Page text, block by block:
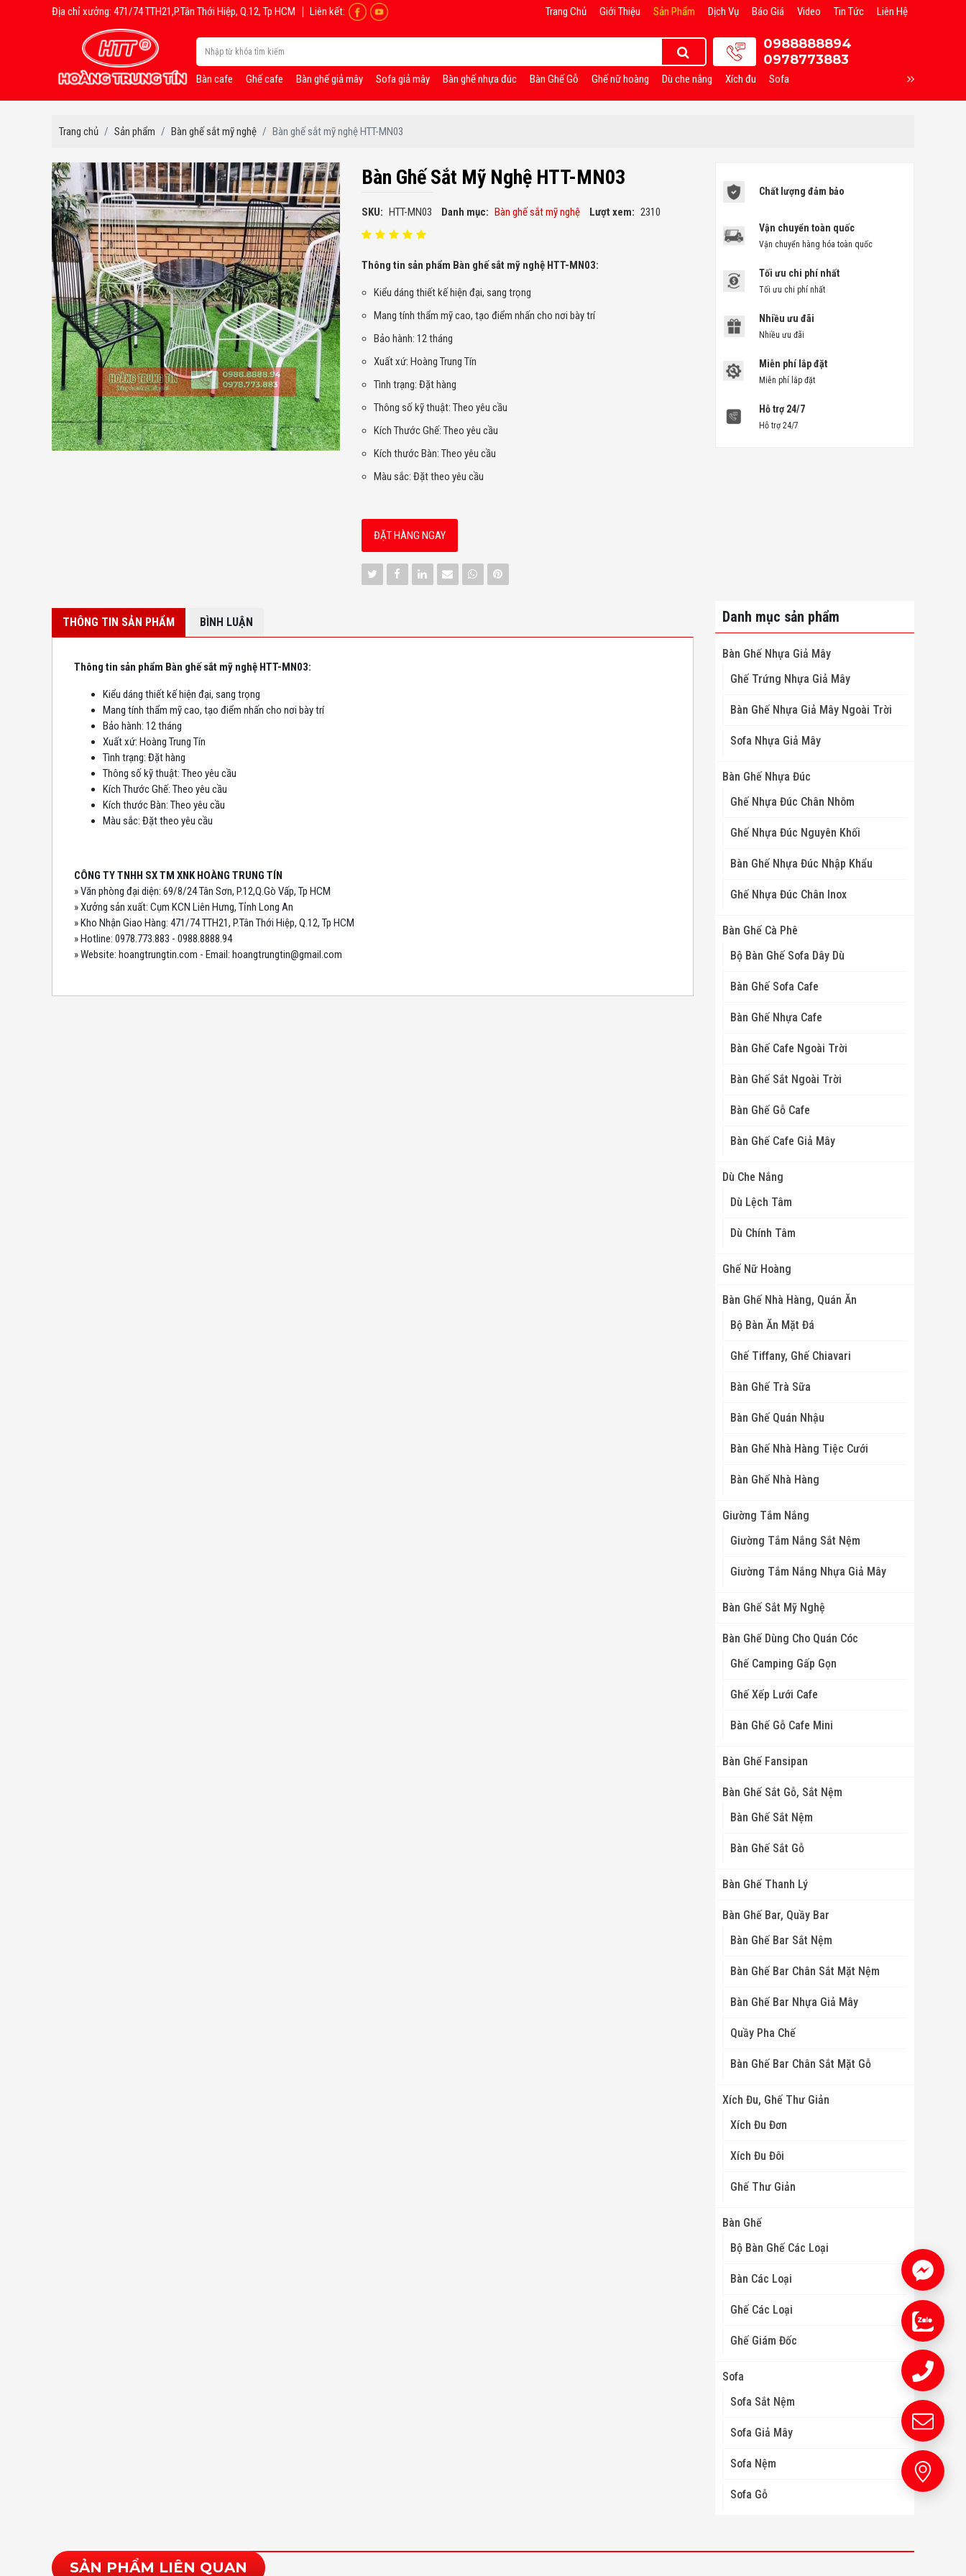
Địa chỉ xưởng: 471/74 TTH21,P.Tân Thới Hiệp, Q.12, Tp HCM Liên kết: Trang Chủ Giới Thiệu Sản Phẩm Dịch Vụ Báo Giá Video Tin Tức Liên Hệ
0988888894
0978773883
Bàn cafe Ghế cafe Bàn ghế giả mây Sofa giả mây Bàn ghế nhựa đúc Bàn Ghế Gỗ Ghế nữ hoàng Dù che nắng Xích đu Sofa
Trang chủ Sản phẩm Bàn ghế sắt mỹ nghệ Bàn ghế sắt mỹ nghệ HTT-MN03
Bàn Ghế Sắt Mỹ Nghệ HTT-MN03
SKU: HTT-MN03 Danh mục: Bàn ghế sắt mỹ nghệ Lượt xem: 2310
Thông tin sản phẩm Bàn ghế sắt mỹ nghệ HTT-MN03:
Kiểu dáng thiết kế hiện đại, sang trọng
Mang tính thẩm mỹ cao, tạo điểm nhấn cho nơi bày trí
Bảo hành: 12 tháng
Xuất xứ: Hoàng Trung Tín
Tình trạng: Đặt hàng
Thông số kỹ thuật: Theo yêu cầu
Kích Thước Ghế: Theo yêu cầu
Kích thước Bàn: Theo yêu cầu
Màu sắc: Đặt theo yêu cầu
ĐẶT HÀNG NGAY
Chất lượng đảm bảo
Vận chuyển toàn quốc
Vận chuyển hàng hóa toàn quốc
Tối ưu chi phí nhất
Tối ưu chi phí nhất
Nhiều ưu đãi
Nhiều ưu đãi
Miễn phí lắp đặt
Miễn phí lắp đặt
Hỗ trợ 24/7
Hỗ trợ 24/7
THÔNG TIN SẢN PHẨM BÌNH LUẬN
Thông tin sản phẩm Bàn ghế sắt mỹ nghệ HTT-MN03:
Kiểu dáng thiết kế hiện đại, sang trọng
Mang tính thẩm mỹ cao, tạo điểm nhấn cho nơi bày trí
Bảo hành: 12 tháng
Xuất xứ: Hoàng Trung Tín
Tình trạng: Đặt hàng
Thông số kỹ thuật: Theo yêu cầu
Kích Thước Ghế: Theo yêu cầu
Kích thước Bàn: Theo yêu cầu
Màu sắc: Đặt theo yêu cầu
CÔNG TY TNHH SX TM XNK HOÀNG TRUNG TÍN
» Văn phòng đại diện: 69/8/24 Tân Sơn, P.12,Q.Gò Vấp, Tp HCM
» Xưởng sản xuất: Cụm KCN Liên Hưng, Tỉnh Long An
» Kho Nhận Giao Hàng: 471/74 TTH21, P.Tân Thới Hiệp, Q.12, Tp HCM
» Hotline: 0978.773.883 - 0988.8888.94
» Website: hoangtrungtin.com - Email: hoangtrungtin@gmail.com
Danh mục sản phẩm
Bàn Ghế Nhựa Giả Mây
Ghế Trứng Nhựa Giả Mây
Bàn Ghế Nhựa Giả Mây Ngoài Trời
Sofa Nhựa Giả Mây
Bàn Ghế Nhựa Đúc
Ghế Nhựa Đúc Chân Nhôm
Ghế Nhựa Đúc Nguyên Khối
Bàn Ghế Nhựa Đúc Nhập Khẩu
Ghế Nhựa Đúc Chân Inox
Bàn Ghế Cà Phê
Bộ Bàn Ghế Sofa Dây Dù
Bàn Ghế Sofa Cafe
Bàn Ghế Nhựa Cafe
Bàn Ghế Cafe Ngoài Trời
Bàn Ghế Sắt Ngoài Trời
Bàn Ghế Gỗ Cafe
Bàn Ghế Cafe Giả Mây
Dù Che Nắng
Dù Lệch Tâm
Dù Chính Tâm
Ghế Nữ Hoàng
Bàn Ghế Nhà Hàng, Quán Ăn
Bộ Bàn Ăn Mặt Đá
Ghế Tiffany, Ghế Chiavari
Bàn Ghế Trà Sữa
Bàn Ghế Quán Nhậu
Bàn Ghế Nhà Hàng Tiệc Cưới
Bàn Ghế Nhà Hàng
Giường Tắm Nắng
Giường Tắm Nắng Sắt Nệm
Giường Tắm Nắng Nhựa Giả Mây
Bàn Ghế Sắt Mỹ Nghệ
Bàn Ghế Dùng Cho Quán Cóc
Ghế Camping Gấp Gọn
Ghế Xếp Lưới Cafe
Bàn Ghế Gỗ Cafe Mini
Bàn Ghế Fansipan
Bàn Ghế Sắt Gỗ, Sắt Nệm
Bàn Ghế Sắt Nệm
Bàn Ghế Sắt Gỗ
Bàn Ghế Thanh Lý
Bàn Ghế Bar, Quầy Bar
Bàn Ghế Bar Sắt Nệm
Bàn Ghế Bar Chân Sắt Mặt Nệm
Bàn Ghế Bar Nhựa Giả Mây
Quầy Pha Chế
Bàn Ghế Bar Chân Sắt Mặt Gỗ
Xích Đu, Ghế Thư Giản
Xích Đu Đơn
Xích Đu Đôi
Ghế Thư Giản
Bàn Ghế
Bộ Bàn Ghế Các Loại
Bàn Các Loại
Ghế Các Loại
Ghế Giám Đốc
Sofa
Sofa Sắt Nệm
Sofa Giả Mây
Sofa Nệm
Sofa Gỗ
SẢN PHẨM LIÊN QUAN